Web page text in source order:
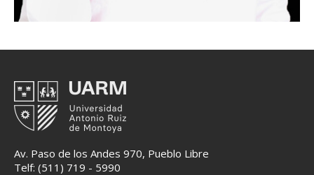
Av. Paso de los Andes 970, Pueblo Libre
Telf: (511) 719 - 5990